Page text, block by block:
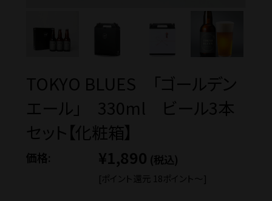
TOKYO BLUES 「ゴールデン
エール」 330ml ビール3本
セット【化粧箱】
価格: ¥1,890 (税込)
[ポイント還元 18ポイント〜]
蔵元見学ツアー
Guide
ご利用ガイド
ギフトのご案内